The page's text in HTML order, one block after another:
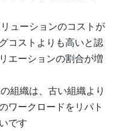
ューションのコストが
コストよりも高いと認
エーションの割合が増
組織は、古い組織より
ワークロードをリパト
です